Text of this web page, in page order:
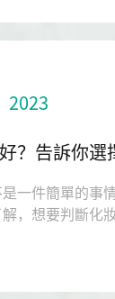
2023
一件簡單的事
，想要判斷化
強烈的推薦一